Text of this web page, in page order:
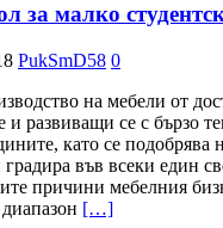
за малко
PukSmD58 0
на мебели от
развиващи се с бързо
като се подобрява
във всеки един
причини мебелния
[…]